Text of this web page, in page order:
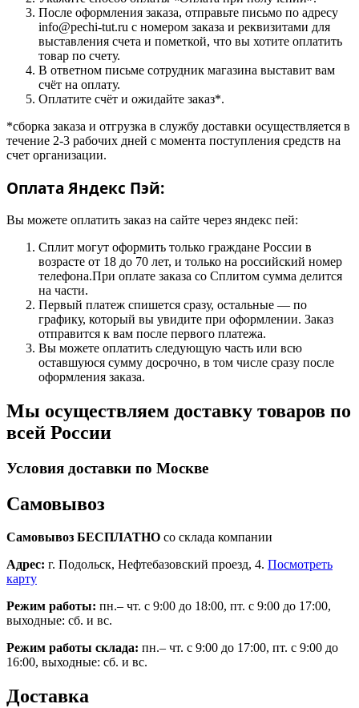
После оформления заказа, отправьте письмо по адресу
info@pechi-tut.ru с номером заказа и реквизитами для
выставления счета и пометкой, что вы хотите оплатить
товар по счету.
В ответном письме сотрудник магазина выставит вам
счёт на оплату.
Оплатите счёт и ожидайте заказ*.
*сборка заказа и отгрузка в службу доставки осуществляется в
течение 2-3 рабочих дней с момента поступления средств на
счет организации.
Оплата Яндекс Пэй:
Вы можете оплатить заказ на сайте через яндекс пей:
Сплит могут оформить только граждане России в
возрасте от 18 до 70 лет, и только на российский номер
телефона.При оплате заказа со Сплитом сумма делится
на части.
Первый платеж спишется сразу, остальные — по
графику, который вы увидите при оформлении. Заказ
отправится к вам после первого платежа.
Вы можете оплатить следующую часть или всю
оставшуюся сумму досрочно, в том числе сразу после
оформления заказа.
Мы осуществляем доставку товаров по
всей России
Условия доставки по Москве
Самовывоз
Самовывоз БЕСПЛАТНО со склада компании
Адрес: г. Подольск, Нефтебазовский проезд, 4. Посмотреть
карту
Режим работы: пн.– чт. с 9:00 до 18:00, пт. с 9:00 до 17:00,
выходные: сб. и вс.
Режим работы склада: пн.– чт. с 9:00 до 17:00, пт. с 9:00 до
16:00, выходные: сб. и вс.
Доставка